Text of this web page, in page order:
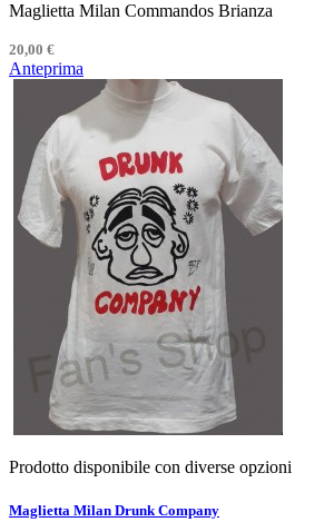
Maglietta Milan Commandos Brianza
20,00 €
Anteprima
Prodotto disponibile con diverse opzioni
Maglietta Milan Drunk Company